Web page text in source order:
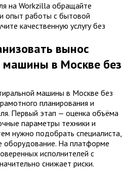
на Workzilla обращайте
опыт работы с бытовой
качественную услугу без
вынос
машины в Москве без
машины в Москве без
планирования и
Первый этап — оценка объёма
параметры техники и
нужно подобрать специалиста,
оборудование. На платформе
исполнителей с
снижает риски.